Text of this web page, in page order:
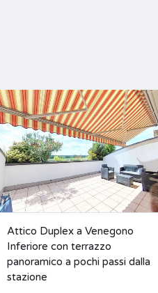
Attico Duplex a Venegono
Inferiore con terrazzo
panoramico a pochi passi dalla
stazione